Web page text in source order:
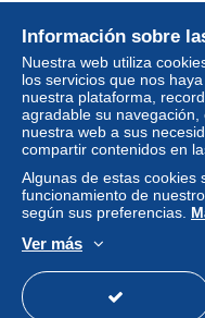
Información sobre
Nuestra web utiliza
los servicios que nos
nuestra plataforma,
agradable su
nuestra web a sus
compartir contenidos en
Algunas de estas cookies
funcionamiento de
según sus preferencias.
Ver más
Comprar en Delcampe
Vender en Delcampe
Una página securizada